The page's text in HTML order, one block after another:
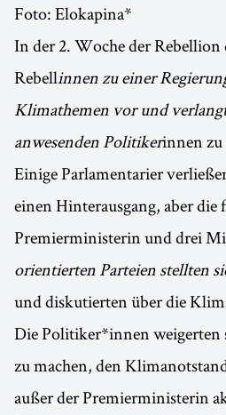
Foto: Elokapina*
In der 2. Woche der
Rebellinnen zu einer
Klimathemen vor und
anwesenden Politikerinnen zu
Einige Parlamentarier
einen Hinterausgang, aber die
Premierministerin und drei
orientierten Parteien stellten
und diskutierten über die
Die Politiker*innen weigerten
zu machen, den
außer der Premierministerin